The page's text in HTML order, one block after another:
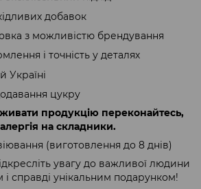
добавок
з можливістю брендування
і точність у деталях
Україні
цукру
продукцію переконайтесь,
на складники.
(виготовлення до 8 днів)
увагу до важливої людини
справді унікальним подарунком!